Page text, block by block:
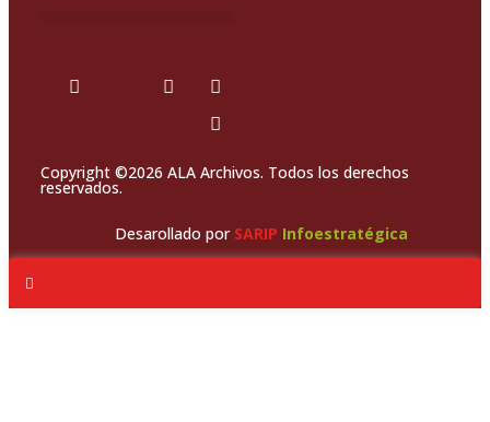
Copyright ©2026 ALA Archivos. Todos los derechos
reservados.
Desarollado por SARIP Infoestratégica